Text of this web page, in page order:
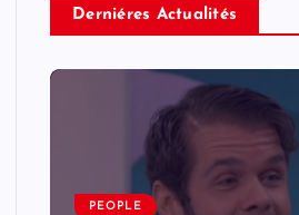
Derniéres Actualités
PEOPLE